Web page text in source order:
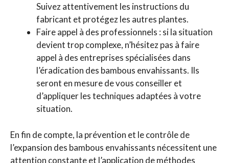
Suivez attentivement les instructions du
fabricant et protégez les autres plantes.
Faire appel à des professionnels : si la situation
devient trop complexe, n’hésitez pas à faire
appel à des entreprises spécialisées dans
l’éradication des bambous envahissants. Ils
seront en mesure de vous conseiller et
d’appliquer les techniques adaptées à votre
situation.
En fin de compte, la prévention et le contrôle de
l’expansion des bambous envahissants nécessitent une
attention constante et l’application de méthodes